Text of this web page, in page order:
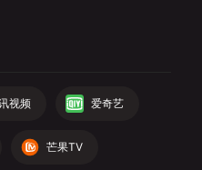
视频 爱奇艺
芒果TV